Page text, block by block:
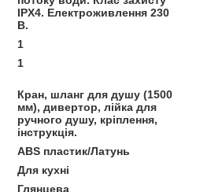
IPX4. Електроживлення 230
В.
1
1
Кран, шланг для душу (1500
мм), дивертор, лійка для
ручного душу, кріплення,
інструкція.
ABS пластик/Латунь
Для кухні
Глянцева